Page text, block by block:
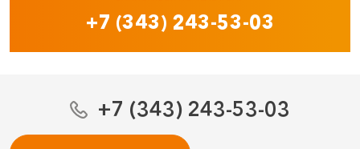
+7 (343) 243-53-03
+7 (343) 243-53-03